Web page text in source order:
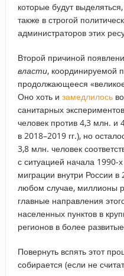
которые будут
также в строгой
администраторов этих
Второй причиной
власти, координируемой
продолжающееся
Оно хоть и замедлилосьво
санитарных
человек против 4,3 млн. и
в 2018–2019 гг.), но
3,8 млн. человек
с ситуацией начала 1990-
миграции внутри России
любом случае, миллионы
главные направления
населенных пунктов в
регионов в более
Повернуть вспять этот
собирается (если не